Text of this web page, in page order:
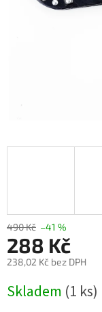
490 Kč –41 %
288 Kč
238,02 Kč bez DPH
cena:
Skladem (1 ks)